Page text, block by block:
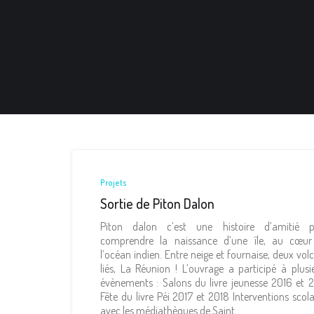
Projets
Sortie de Piton Dalon
Piton dalon c’est une histoire d’amitié
comprendre la naissance d’une île, au
l’océan indien. Entre neige et fournaise, deux
liés, La Réunion ! L’ouvrage a participé à
évènements : Salons du livre jeunesse 2016 et
Fête du livre Péi 2017 et 2018 Interventions
avec les médiathèques de Saint…